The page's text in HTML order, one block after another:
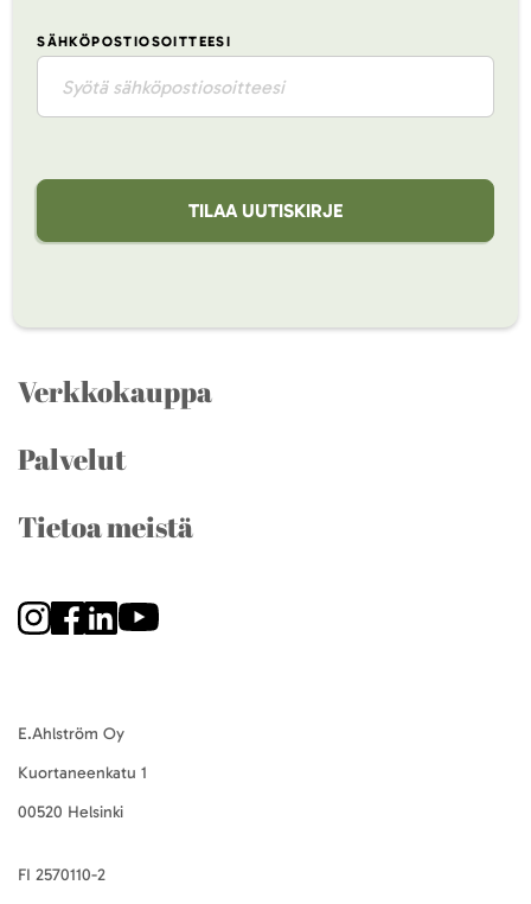
SÄHKÖPOSTIOSOITTEESI
TILAA UUTISKIRJE
Verkkokauppa
Palvelut
Tietoa meistä
E.Ahlström Oy
Kuortaneenkatu 1
00520 Helsinki
FI 2570110-2